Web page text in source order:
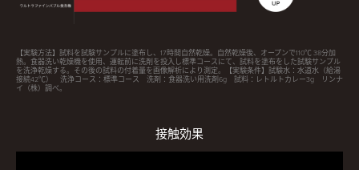
【実験方法】試料を試験サンプルに塗布し、17時間自然乾燥。自然乾燥後、オープンで110℃ 38分加
熱。食器洗い乾燥機を使用、運転前に洗剤を投入し標準コースにて、試料を塗布をした試験サンプル
を洗浄乾燥する。その後の試料の付着量を画像解析により測定。【実験条件】試験水：水道水（給湯
接続42℃） 洗浄コース：標準コース 洗剤：食器洗い用洗剤6g 試料：レトルトカレー3g リンナ
イ（株）調べ。
接触効果